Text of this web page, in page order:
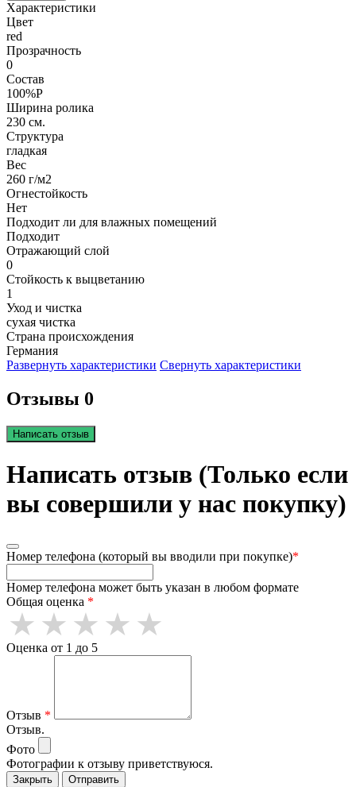
Характеристики
Цвет
red
Прозрачность
0
Состав
100%P
Ширина ролика
230 см.
Структура
гладкая
Вес
260 г/м2
Огнестойкость
Нет
Подходит ли для влажных помещений
Подходит
Отражающий слой
0
Стойкость к выцветанию
1
Уход и чистка
сухая чистка
Страна происхождения
Германия
Развернуть характеристики Свернуть характеристики
Отзывы 0
Написать отзыв
Написать отзыв (Только если
вы совершили у нас покупку)
Номер телефона (который вы вводили при покупке)*
Номер телефона может быть указан в любом формате
Общая оценка *
Оценка от 1 до 5
Отзыв *
Отзыв.
Фото
Фотографии к отзыву приветствуюся.
Закрыть Отправить